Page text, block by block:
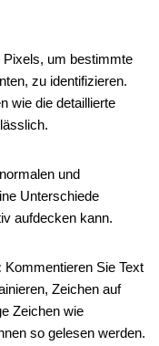
Pixels, um bestimmte
zu identifizieren.
wie die detaillierte
und
Unterschiede
aufdecken kann.
Kommentieren Sie Text
Zeichen auf
Zeichen wie
so gelesen werden.